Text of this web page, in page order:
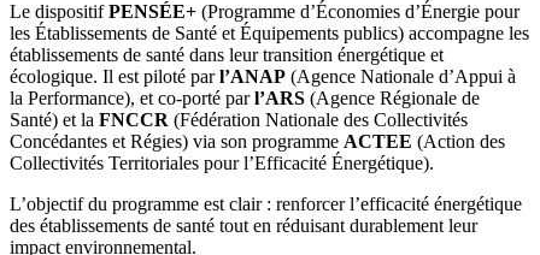
Le dispositifPENSÉE+ (Programme d’Économies d’Énergie pour
les Établissements de Santé et Équipements publics) accompagne les
établissements de santé dans leur transition énergétique et
écologique. Il est piloté parl’ANAP (Agence Nationale d’Appui à
la Performance), et co-porté parl’ARS (Agence Régionale de
Santé) et la FNCCR (Fédération Nationale des Collectivités
Concédantes et Régies) via son programme ACTEE (Action des
Collectivités Territoriales pour l’Efficacité Énergétique).
L’objectif du programme est clair : renforcer l’efficacité énergétique
des établissements de santé tout en réduisant durablement leur
impact environnemental.